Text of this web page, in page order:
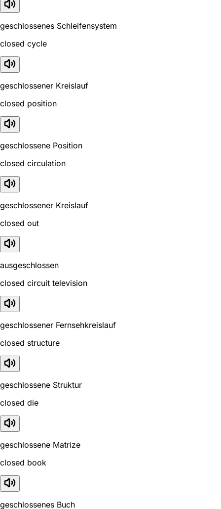
geschlossenes Schleifensystem
closed cycle
geschlossener Kreislauf
closed position
geschlossene Position
closed circulation
geschlossener Kreislauf
closed out
ausgeschlossen
closed circuit television
geschlossener Fernsehkreislauf
closed structure
geschlossene Struktur
closed die
geschlossene Matrize
closed book
geschlossenes Buch